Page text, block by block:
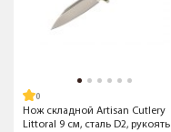
Нож складной Artisan Cutlery
Littoral 9 см, сталь D2, рукоять